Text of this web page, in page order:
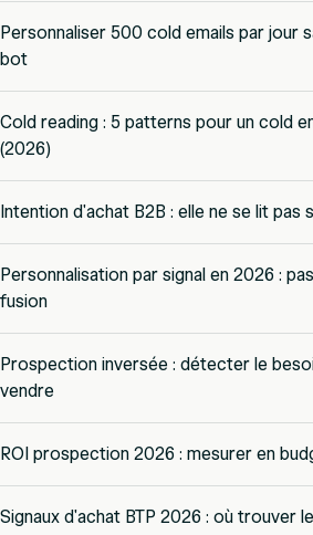
Personnaliser 500 cold emails par jour
bot
Cold reading : 5 patterns pour un cold
(2026)
Intention d'achat B2B : elle ne se lit pas
Personnalisation par signal en 2026 :
fusion
Prospection inversée : détecter le
vendre
ROI prospection 2026 : mesurer en
Signaux d'achat BTP 2026 : où trouver